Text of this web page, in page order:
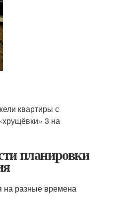
квартиры с
3 на
планировки
на разные времена